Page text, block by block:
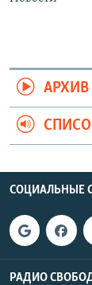
СОЦИАЛЬНЫЕ
РАДИО